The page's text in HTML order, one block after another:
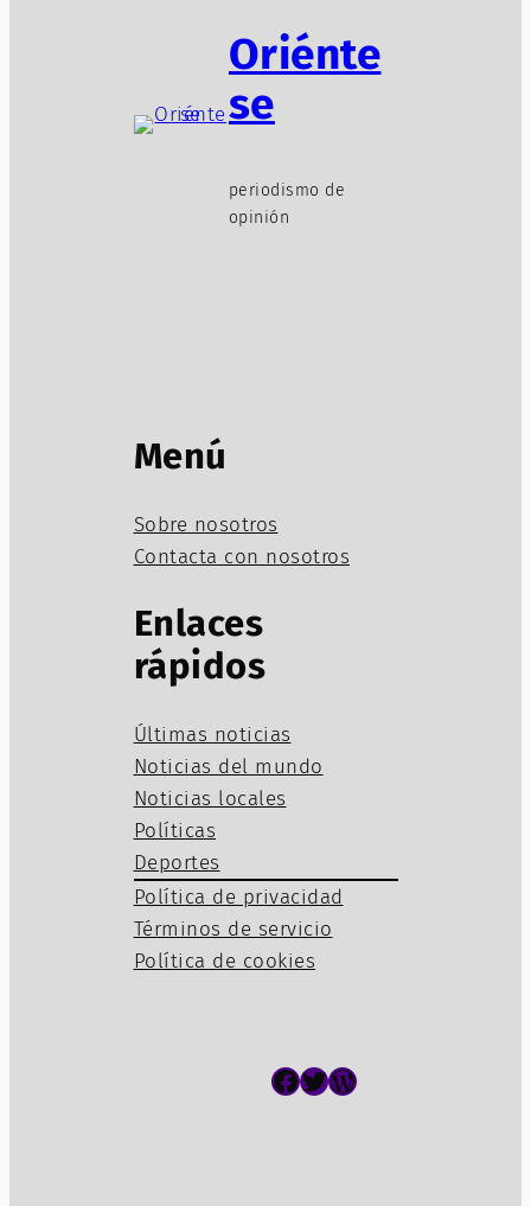
Oriénte
se
periodismo de
opinión
Menú
Sobre nosotros
Contacta con nosotros
Enlaces
rápidos
Últimas noticias
Noticias del mundo
Noticias locales
Políticas
Deportes
Política de privacidad
Términos de servicio
Política de cookies
Facebook Twitter WordPress